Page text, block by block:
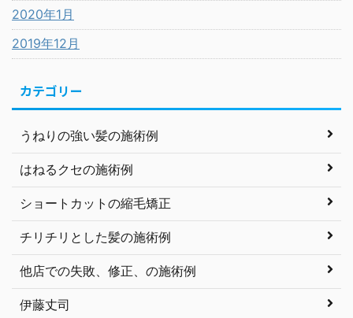
2020年1月
2019年12月
カテゴリー
うねりの強い髪の施術例
はねるクセの施術例
ショートカットの縮毛矯正
チリチリとした髪の施術例
他店での失敗、修正、の施術例
伊藤丈司